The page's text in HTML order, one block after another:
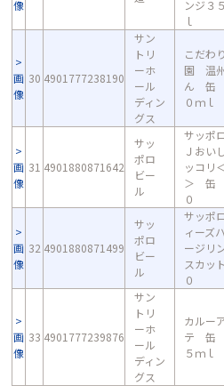
像
ンジ３
ｌ
画
像
30 4901777238190
サン
トリ
ーホ
ール
ディン
グス
こだわ
園 温
ん 缶
０ｍｌ
画
像
31 4901880871642
サッ
ポロ
ビー
ル
サッポ
Ｊおい
ッコリ
＞ 缶
０
画
像
32 4901880871499
サッ
ポロ
ビー
ル
サッポ
ィーズ
ージリ
スカッ
０
画
像
33 4901777239876
サン
トリ
ーホ
ール
ディン
グス
カルー
テ 缶
５ｍｌ